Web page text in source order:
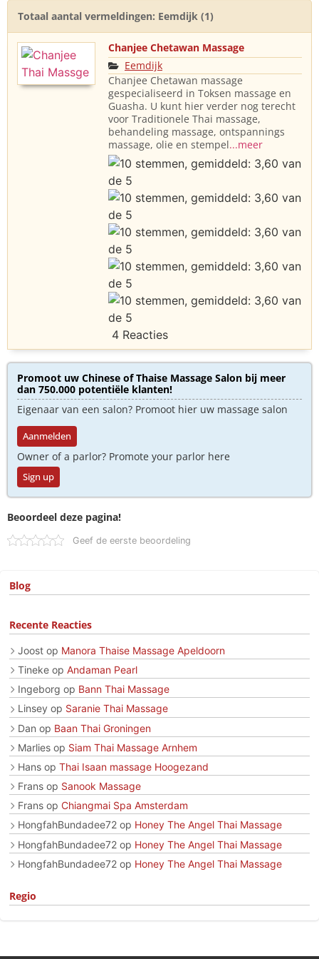
Totaal aantal vermeldingen: Eemdijk (1)
Chanjee Chetawan Massage
Eemdijk
Chanjee Chetawan massage
gespecialiseerd in Toksen massage en
Guasha. U kunt hier verder nog terecht
voor Traditionele Thai massage,
behandeling massage, ontspannings
massage, olie en stempel...meer
4 Reacties
Promoot uw Chinese of Thaise Massage Salon bij meer
dan 750.000 potentiële klanten!
Eigenaar van een salon? Promoot hier uw massage salon
Aanmelden
Owner of a parlor? Promote your parlor here
Sign up
Beoordeel deze pagina!
Geef de eerste beoordeling
Blog
Recente Reacties
Joost op Manora Thaise Massage Apeldoorn
Tineke op Andaman Pearl
Ingeborg op Bann Thai Massage
Linsey op Saranie Thai Massage
Dan op Baan Thai Groningen
Marlies op Siam Thai Massage Arnhem
Hans op Thai Isaan massage Hoogezand
Frans op Sanook Massage
Frans op Chiangmai Spa Amsterdam
HongfahBundadee72 op Honey The Angel Thai Massage
HongfahBundadee72 op Honey The Angel Thai Massage
HongfahBundadee72 op Honey The Angel Thai Massage
Regio